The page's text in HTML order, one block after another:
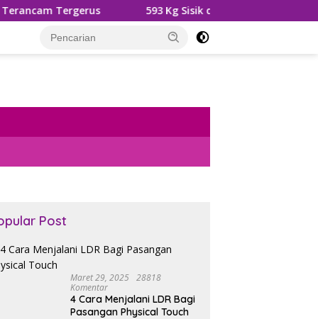
593 Kg Sisik dan Kuku Trenggiling Diamankan,
Post
Maret 29, 2025
28818
Komentar
4 Cara Menjalani LDR Bagi
Pasangan Physical Touch